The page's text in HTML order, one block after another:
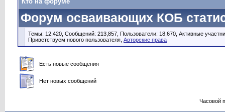
Форум осваивающих КОБ
Темы: 12,420, Сообщений: 213,857, Пользователи: 18,670, Активные
Приветствуем нового пользователя, Авторские права
Есть новые сообщения
Нет новых сообщений
Часовой